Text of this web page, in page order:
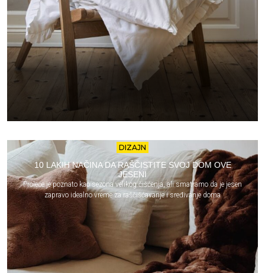
DIZAJN
10 LAKIH NAČINA DA RAŠČISTITE SVOJ DOM OVE
JESENI
Proleće je poznato kao sezona velikog čišćenja, ali smatramo da je jesen
zapravo idealno vreme za raščišćavanje i sređivanje doma